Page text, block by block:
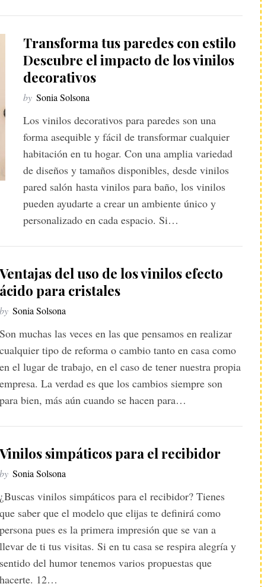
Transforma tus paredes con estilo
Descubre el impacto de los vinilos
decorativos
by Sonia Solsona
Los vinilos decorativos para paredes son una
forma asequible y fácil de transformar cualquier
habitación en tu hogar. Con una amplia variedad
de diseños y tamaños disponibles, desde vinilos
pared salón hasta vinilos para baño, los vinilos
pueden ayudarte a crear un ambiente único y
personalizado en cada espacio. Si…
Ventajas del uso de los vinilos efecto
ácido para cristales
by Sonia Solsona
Son muchas las veces en las que pensamos en realizar
cualquier tipo de reforma o cambio tanto en casa como
en el lugar de trabajo, en el caso de tener nuestra propia
empresa. La verdad es que los cambios siempre son
para bien, más aún cuando se hacen para…
Vinilos simpáticos para el recibidor
by Sonia Solsona
¿Buscas vinilos simpáticos para el recibidor? Tienes
que saber que el modelo que elijas te definirá como
persona pues es la primera impresión que se van a
llevar de ti tus visitas. Si en tu casa se respira alegría y
sentido del humor tenemos varios propuestas que
hacerte. 12…